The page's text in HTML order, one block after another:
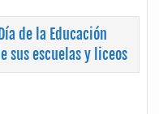
de la Educación
sus escuelas y liceos